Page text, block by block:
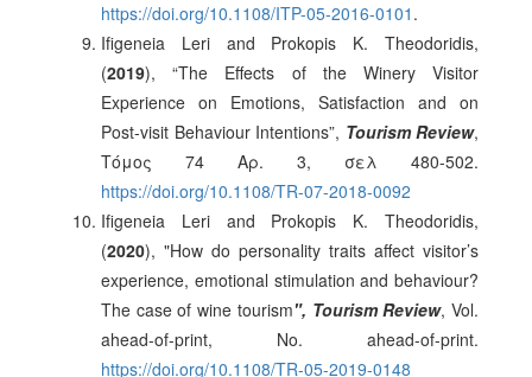
https://doi.org/10.1108/ITP-05-2016-0101 .
Ifigeneia Leri and Prokopis K. Theodoridis,
(2019), “The Effects of the Winery Visitor
Experience on Emotions, Satisfaction and on
Post-visit Behaviour Intentions”, Tourism Review,
Τόμος 74 Αρ. 3, σελ 480-502.
https://doi.org/10.1108/TR-07-2018-0092
Ifigeneia Leri and Prokopis K. Theodoridis,
(2020), "How do personality traits affect visitor’s
experience, emotional stimulation and behaviour?
The case of wine tourism", Tourism Review, Vol.
ahead-of-print, No. ahead-of-print.
https://doi.org/10.1108/TR-05-2019-0148